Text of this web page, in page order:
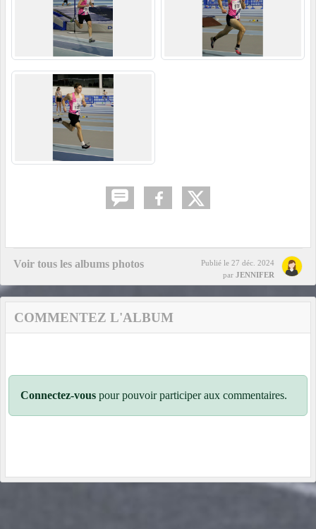
Voir tous les albums photos Publié le 27 déc. 2024
par JENNIFER
COMMENTEZ L'ALBUM
Connectez-vous pour pouvoir participer aux commentaires.